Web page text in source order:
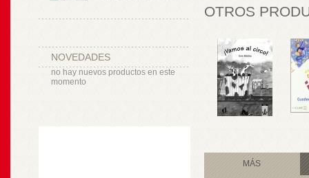
NOVEDADES
no hay nuevos productos en este
momento
OTROS
MÁS